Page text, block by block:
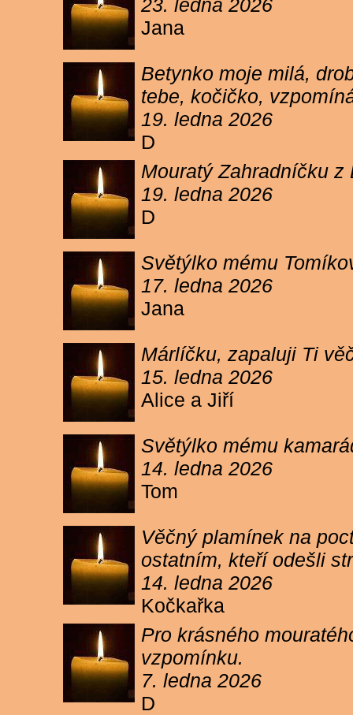
23. ledna 2026
Jana
Betynko moje milá,
tebe, kočičko,
19. ledna 2026
D
Mouratý Zahradníčku
19. ledna 2026
D
Světýlko mému
17. ledna 2026
Jana
Márlíčku, zapaluji Ti
15. ledna 2026
Alice a Jiří
Světýlko mému
14. ledna 2026
Tom
Věčný plamínek na
ostatním, kteří odešli
14. ledna 2026
Kočkařka
Pro krásného
vzpomínku.
7. ledna 2026
D